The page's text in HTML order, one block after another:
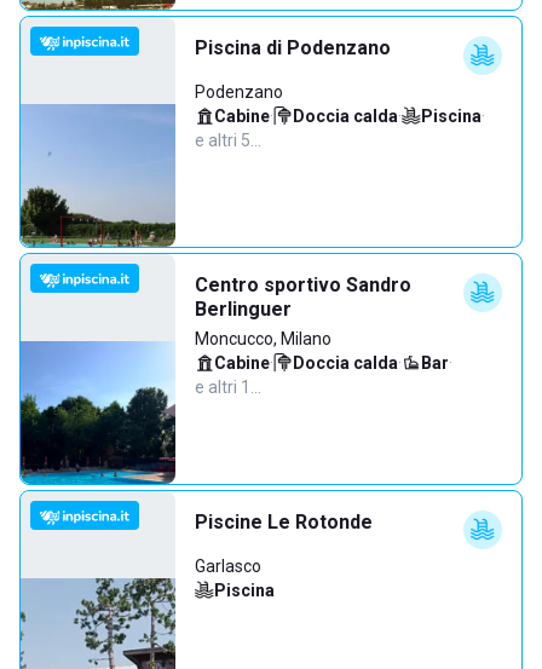
Piscina di Podenzano
Podenzano
Cabine· Doccia calda· Piscina·
e altri 5…
Centro sportivo Sandro
Berlinguer
Moncucco, Milano
Cabine· Doccia calda· Bar·
e altri 1…
Piscine Le Rotonde
Garlasco
Piscina